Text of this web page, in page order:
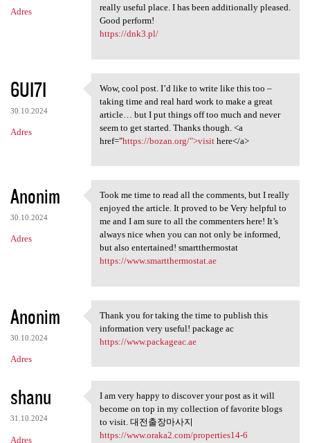
Adres
really useful place. I has been additionally pleased.
Good perform!
https://dnk3.pl/
6UI7I
30.10.2024
Adres
Wow, cool post. I’d like to
Wow, cool post. I’d like to write like this too –
taking time and real hard work to make a great
article… but I put things off too much and never
seem to get started. Thanks though. <a
href="https://bozan.org/">visithere</a>
Anonim
30.10.2024
Adres
Took me time to read all the
Took me time to read all the comments, but I really
enjoyed the article. It proved to be Very helpful to
me and I am sure to all the commenters here! It’s
always nice when you can not only be informed,
but also entertained! smartthermostat
https://www.smartthermostat.ae
Anonim
30.10.2024
Adres
Thank you for taking the time
Thank you for taking the time to publish this
information very useful! package ac
https://www.packageac.ae
shanu
31.10.2024
Adres
I am very happy to discover
I am very happy to discover your post as it will
become on top in my collection of favorite blogs
to visit. 대전출장마사지
https://www.oraka2.com/properties14-6